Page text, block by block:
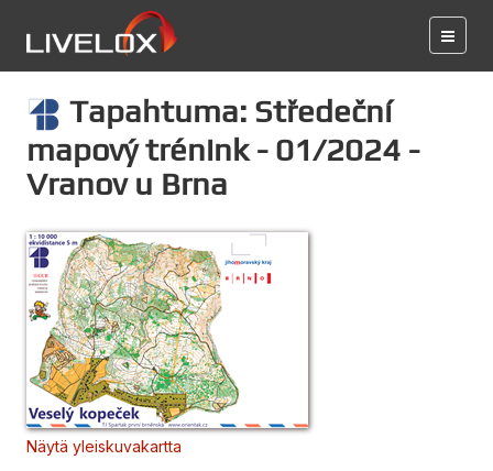
Tapahtuma: Středeční
mapový trénink - 01/2024 -
Vranov u Brna
Näytä yleiskuvakartta